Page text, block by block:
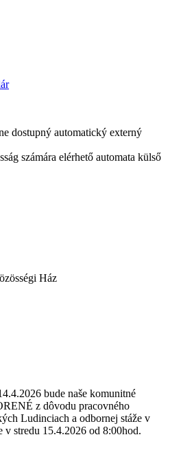
dostupný automatický externý
számára elérhető automata külső
Ház
bude naše komunitné
z dôvodu pracovného
Ludinciach a odbornej stáže v
v stredu 15.4.2026 od 8:00hod.